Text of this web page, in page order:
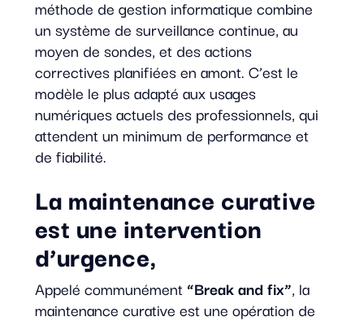
méthode de gestion informatique combine
un système de surveillance continue, au
moyen de sondes, et des actions
correctives planifiées en amont. C’est le
modèle le plus adapté aux usages
numériques actuels des professionnels, qui
attendent un minimum de performance et
de fiabilité.
La maintenance curative
est une intervention
d’urgence,
Appelé communément “Break and fix”, la
maintenance curative est une opération de